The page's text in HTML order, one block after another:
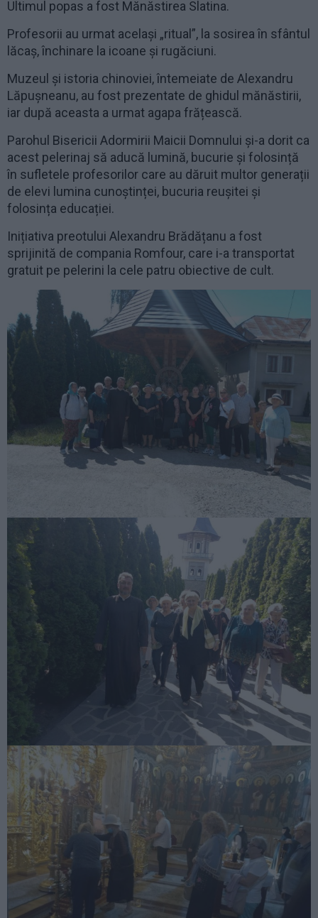
Ultimul popas a fost Mănăstirea Slatina.
Profesorii au urmat același „ritual”, la sosirea în sfântul
lăcaș, închinare la icoane și rugăciuni.
Muzeul și istoria chinoviei, întemeiate de Alexandru
Lăpușneanu, au fost prezentate de ghidul mănăstirii,
iar după aceasta a urmat agapa frățească.
Parohul Bisericii Adormirii Maicii Domnului și-a dorit ca
acest pelerinaj să aducă lumină, bucurie și folosință
în sufletele profesorilor care au dăruit multor generații
de elevi lumina cunoștinței, bucuria reușitei și
folosința educației.
Inițiativa preotului Alexandru Brădățanu a fost
sprijinită de compania Romfour, care i-a transportat
gratuit pe pelerini la cele patru obiective de cult.